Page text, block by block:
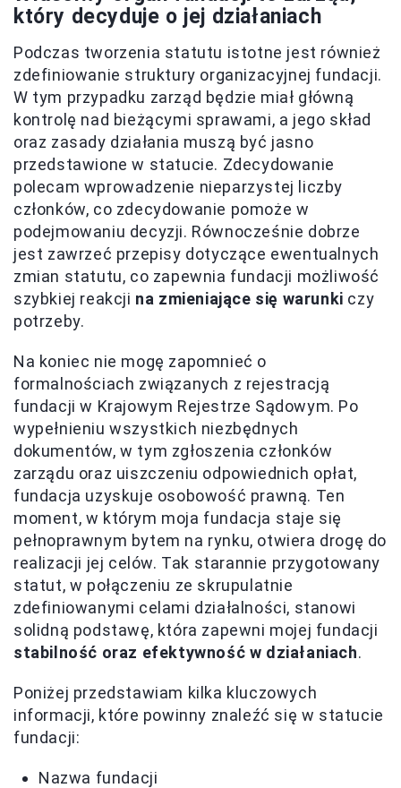
który decyduje o jej działaniach
Podczas tworzenia statutu istotne jest również
zdefiniowanie struktury organizacyjnej fundacji.
W tym przypadku zarząd będzie miał główną
kontrolę nad bieżącymi sprawami, a jego skład
oraz zasady działania muszą być jasno
przedstawione w statucie. Zdecydowanie
polecam wprowadzenie nieparzystej liczby
członków, co zdecydowanie pomoże w
podejmowaniu decyzji. Równocześnie dobrze
jest zawrzeć przepisy dotyczące ewentualnych
zmian statutu, co zapewnia fundacji możliwość
szybkiej reakcji na zmieniające się warunki czy
potrzeby.
Na koniec nie mogę zapomnieć o
formalnościach związanych z rejestracją
fundacji w Krajowym Rejestrze Sądowym. Po
wypełnieniu wszystkich niezbędnych
dokumentów, w tym zgłoszenia członków
zarządu oraz uiszczeniu odpowiednich opłat,
fundacja uzyskuje osobowość prawną. Ten
moment, w którym moja fundacja staje się
pełnoprawnym bytem na rynku, otwiera drogę do
realizacji jej celów. Tak starannie przygotowany
statut, w połączeniu ze skrupulatnie
zdefiniowanymi celami działalności, stanowi
solidną podstawę, która zapewni mojej fundacji
stabilność oraz efektywność w działaniach.
Poniżej przedstawiam kilka kluczowych
informacji, które powinny znaleźć się w statucie
fundacji:
Nazwa fundacji